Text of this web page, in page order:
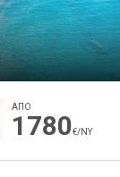
ΑΠΟ
1780€/ΝΥ